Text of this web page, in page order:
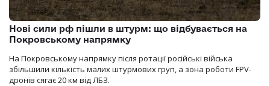
Нові сили рф пішли в штурм: що відбувається на
Покровському напрямку
На Покровському напрямку після ротації російські війська
збільшили кількість малих штурмових груп, а зона роботи FPV-
дронів сягає 20 км від ЛБЗ.